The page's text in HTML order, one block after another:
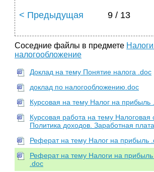
< Предыдущая 9 / 13
Соседние файлы в предмете
налогообложение
Доклад на тему Понятие налога .doc
доклад по налогообложению.doc
Курсовая на тему Налог на прибыль
Курсовая работа на тему Налоговая
Политика доходов. Заработная
Реферат на тему Налог на прибыль
Реферат на тему Налоги на прибыль
.doc